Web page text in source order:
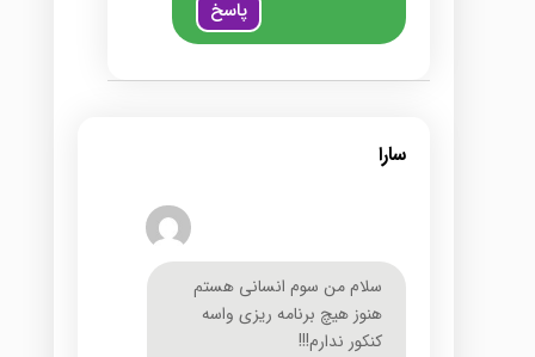
پاسخ
سارا
سلام من سوم انسانی هستم
هنوز هیچ برنامه ریزی واسه
کنکور ندارم!!!